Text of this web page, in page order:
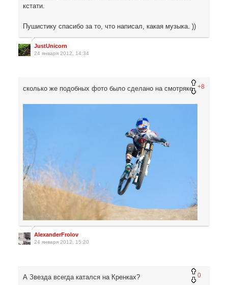
кстати.
Пушистику спасибо за то, что написал, какая музыка. ))
JustUnicorn
24 января 2012, 14:34
+8
сколько же подобных фото было сделано на смотряке
AlexanderFrolov
24 января 2012, 15:20
0
А Звезда всегда катался на Кренках?